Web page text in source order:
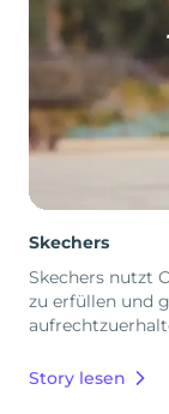
Skechers
Skechers nutzt
zu erfüllen und
Story lesen